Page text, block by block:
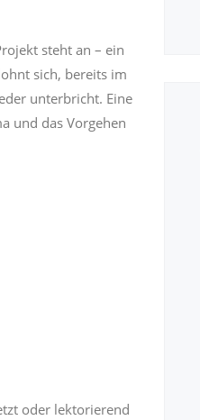
steht an – ein
sich, bereits im
unterbricht. Eine
und das Vorgehen
oder lektorierend